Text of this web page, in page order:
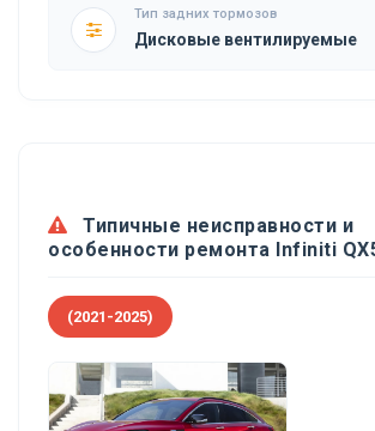
Тип задних тормозов
Дисковые вентилируемые
Типичные неисправности и
особенности ремонта Infiniti
(2021-2025)